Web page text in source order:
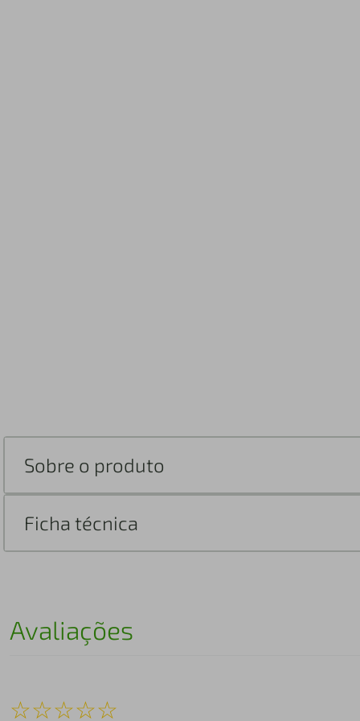
Sobre o produto
Ficha técnica
Avaliações
☆☆☆☆☆